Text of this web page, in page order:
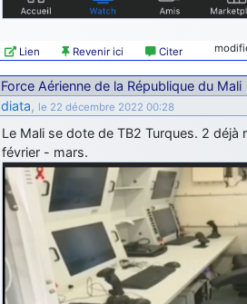
Lien Revenir ici Citer
Force Aérienne de la République du Mali
diata, le 22 décembre 2022 00:28
Le Mali se dote de TB2 Turques. 2 déjà
février - mars.